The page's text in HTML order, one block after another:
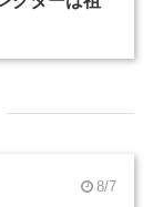
8/7